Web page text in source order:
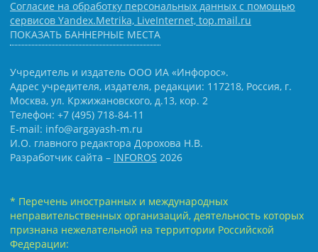
Согласие на обработку персональных данных с помощью
сервисов Yandex.Metrika, LiveInternet, top.mail.ru
ПОКАЗАТЬ БАННЕРНЫЕ МЕСТА
Учредитель и издатель ООО ИА «Инфорос».
Адрес учредителя, издателя, редакции: 117218, Россия, г.
Москва, ул. Кржижановского, д.13, кор. 2
Телефон: +7 (495) 718-84-11
E-mail: info@argayash-m.ru
И.О. главного редактора Дорохова Н.В.
Разработчик сайта – INFOROS 2026
* Перечень иностранных и международных
неправительственных организаций, деятельность которых
признана нежелательной на территории Российской
Федерации: